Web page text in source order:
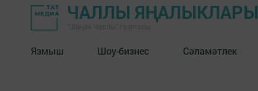
ЧАЛЛЫ ЯҢАЛЫКЛАРЫ
Язмыш Шоу-бизнес Сәламәтлек